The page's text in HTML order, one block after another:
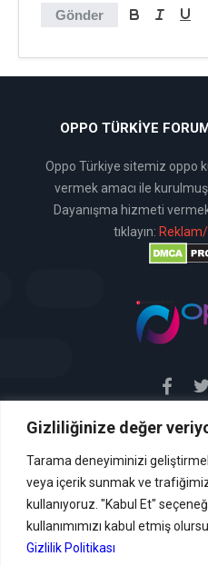
Gizliliğinize değer
Tarama deneyiminizi
veya içerik sunmak ve
kullanıyoruz. "Kabul Et"
kullanımımızı kabul etmiş
Gizlilik Politikası
Gönder
OPPO TÜRKIYE
Oppo Türkiye sitemiz oppo
vermek amacı ile
Dayanışma hizmeti
tıklayın:
Sitemiz uyar / kaldır
hizmetini vermektedir. Bu
hukuka aykırı içerikleri
nedenle, web sitemiz
benimsemiştir ve
Formu Veya (